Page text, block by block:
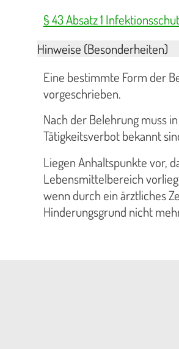
§ 43 Absatz 1
Hinweise (Besonderheiten)
Eine bestimmte Form der
vorgeschrieben.
Nach der Belehrung muss
Tätigkeitsverbot bekannt
Liegen Anhaltspunkte vor,
Lebensmittelbereich
wenn durch ein ärztliches
Hinderungsgrund nicht